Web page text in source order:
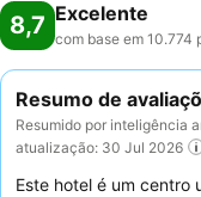
8,7 Excelente
com base em 10.774
Resumo de
Resumido por inteligência
atualização: 30 Jul 2026
Este hotel é um centro